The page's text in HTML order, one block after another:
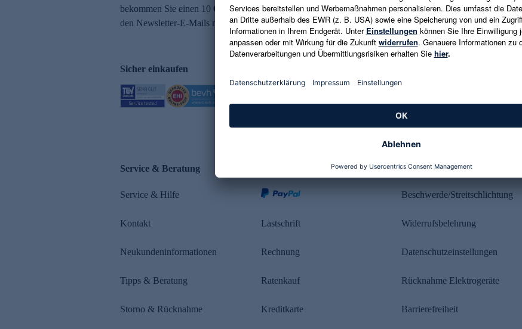
bekommen Sie einen 10 € Gutschein. Eine Abmeldung ist jederzeit in
den Newsletter-E-Mails möglich.
Es gelten die Datenschutzrichtlinien
Sicher einkaufen
Service & Beratung
Service & Hilfe
Kontakt
Neukundeninformationen
Tipps & Beratung
Storno & Rücknahme
Lastschrift
Rechnung
Ratenkauf
Kreditkarte
Rechtliches
Beschwerde/Streitschlichtung
Widerrufsbelehrung
Datenschutzeinstellungen
Rücknahme Elektrogeräte
Barrierefreiheit